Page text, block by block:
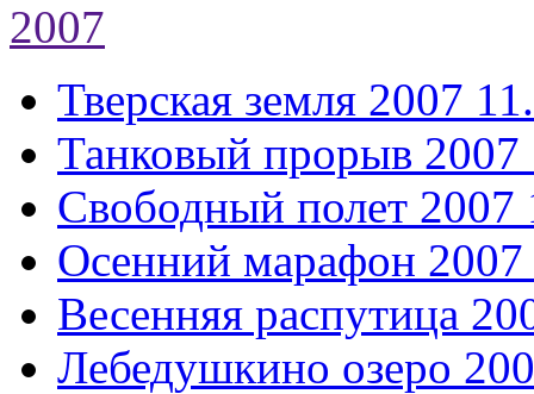
2007
Тверская земля 2007
Танковый прорыв 2007
Свободный полет 2007
Осенний марафон 2007
Весенняя распутица
Лебедушкино озеро